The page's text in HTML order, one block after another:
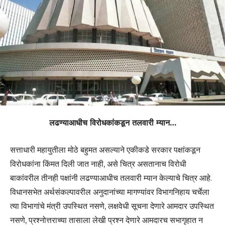
लढण्याआधीच विरोधकांकडून तलवारी म्यान…
सत्ताधारी महायुतीला मोठे बहुमत असल्याने एकीकडे सरकार पक्षांकडून
विरोधकांना किंमत दिली जात नाही, असे चित्र असतानाच विरोधी
बाकांवरील तीनही पक्षांनी लढण्याआधीच तलवारी म्यान केल्याचे चित्र आहे.
विधानसभेत अर्थसंकल्पावरील अनुदानांच्या मागण्यांवर विभागनिहाय चर्चेला
त्या विभागांचे मंत्री उपस्थित नसणे, लक्षवेधी सूचना देणारे आमदार उपस्थित
नसणे, प्रश्नोत्तराच्या तासाला लेखी प्रश्न देणारे आमदारच सभागृहात न